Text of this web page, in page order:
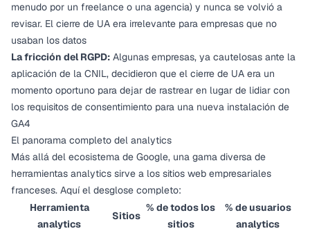
menudo por un freelance o una agencia) y nunca se volvió a
revisar. El cierre de UA era irrelevante para empresas que no
usaban los datos
La fricción del RGPD: Algunas empresas, ya cautelosas ante la
aplicación de la CNIL, decidieron que el cierre de UA era un
momento oportuno para dejar de rastrear en lugar de lidiar con
los requisitos de consentimiento para una nueva instalación de
GA4
El panorama completo del analytics
Más allá del ecosistema de Google, una gama diversa de
herramientas analytics sirve a los sitios web empresariales
franceses. Aquí el desglose completo:
Herramienta
analytics
Sitios
% de todos los
sitios
% de usuarios
analytics